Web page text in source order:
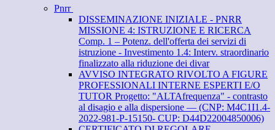
Pnrr
DISSEMINAZIONE INIZIALE - PNRR
MISSIONE 4: ISTRUZIONE E RICERCA
Comp. 1 – Potenz. dell'offerta dei servizi di
istruzione - Investimento 1.4: Interv. straordinario
finalizzato alla riduzione dei divar
AVVISO INTEGRATO RIVOLTO A FIGURE
PROFESSIONALI INTERNE ESPERTI E/O
TUTOR Progetto: "ALTAfrequenza" - contrasto
al disagio e alla dispersione — (CNP: M4C1I1.4-
2022-981-P-15150- CUP: D44D22004850006)